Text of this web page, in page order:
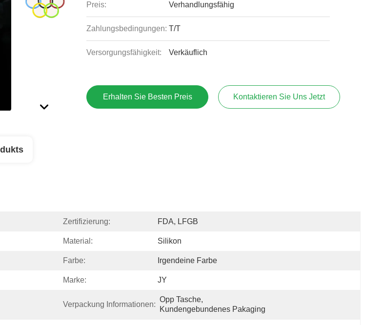
Preis: Verhandlungsfähig
Zahlungsbedingungen: T/T
Versorgungsfähigkeit: Verkäuflich
Erhalten Sie Besten Preis Kontaktieren Sie Uns Jetzt
Zertifizierung: FDA, LFGB
Material: Silikon
Farbe: Irgendeine Farbe
Marke: JY
Verpackung Informationen:
Opp Tasche,
Kundengebundenes Pakaging